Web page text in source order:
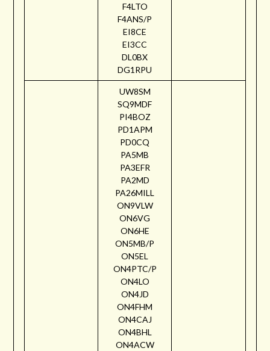
F4LTO
F4ANS/P
EI8CE
EI3CC
DL0BX
DG1RPU
UW8SM
SQ9MDF
PI4BOZ
PD1APM
PD0CQ
PA5MB
PA3EFR
PA2MD
PA26MILL
ON9VLW
ON6VG
ON6HE
ON5MB/P
ON5EL
ON4PTC/P
ON4LO
ON4JD
ON4FHM
ON4CAJ
ON4BHL
ON4ACW